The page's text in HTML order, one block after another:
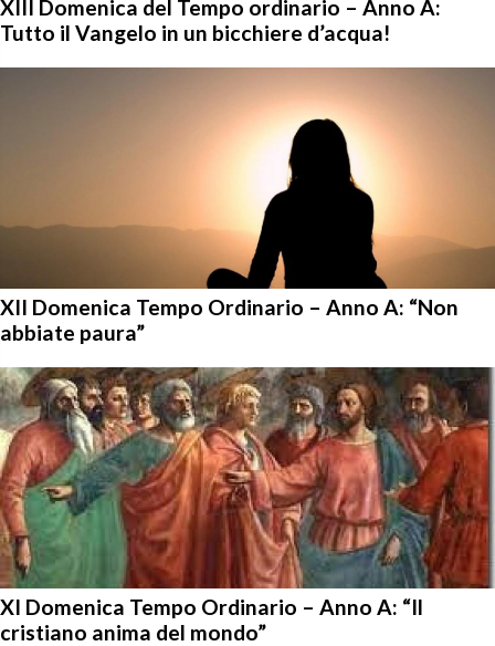
XIII Domenica del Tempo ordinario – Anno A:
Tutto il Vangelo in un bicchiere d’acqua!
XII Domenica Tempo Ordinario – Anno A: “Non
abbiate paura”
XI Domenica Tempo Ordinario – Anno A: “Il
cristiano anima del mondo”